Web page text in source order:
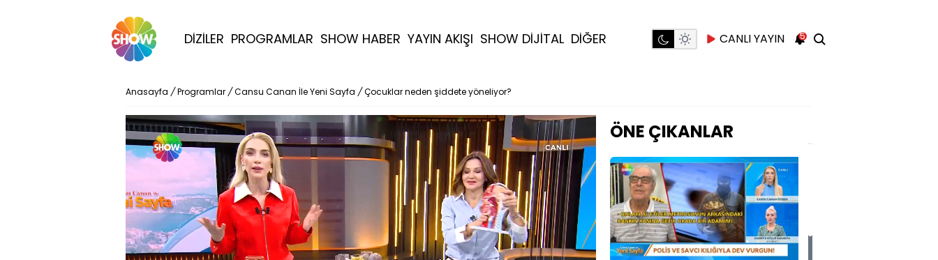
DİZİLER PROGRAMLAR SHOW HABER YAYIN AKIŞI SHOW DİJİTAL DİĞER CANLI YAYIN 5
Anasayfa / Programlar / Cansu Canan İle Yeni Sayfa / Çocuklar neden şiddete yöneliyor?
ÖNE ÇIKANLAR